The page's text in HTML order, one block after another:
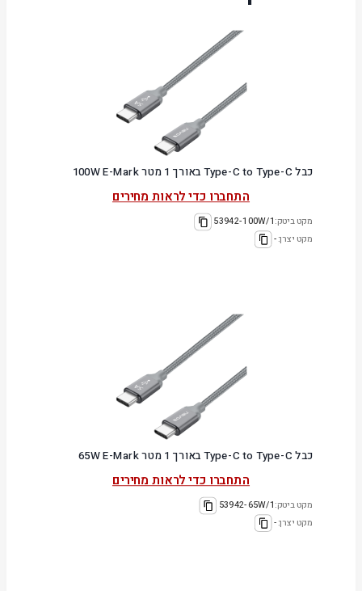
כבל Type-C to Type-C באורך 1 מטר 100W E-Mark
התחברו כדי לראות מחירים
מקט ביטק:53942-100W/1
מקט יצרן:-
כבל Type-C to Type-C באורך 1 מטר 65W E-Mark
התחברו כדי לראות מחירים
מקט ביטק:53942-65W/1
מקט יצרן:-